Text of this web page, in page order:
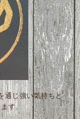
通じ強い気持ちと
す。